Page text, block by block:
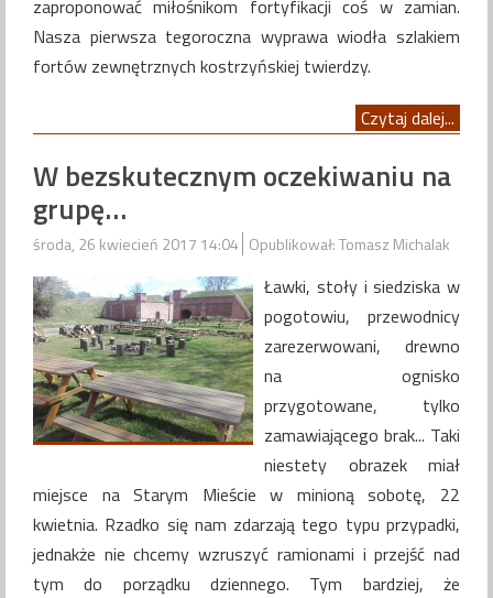
zaproponować miłośnikom fortyfikacji coś w zamian.
Nasza pierwsza tegoroczna wyprawa wiodła szlakiem
fortów zewnętrznych kostrzyńskiej twierdzy.
Czytaj dalej...
W bezskutecznym oczekiwaniu na
grupę…
środa, 26 kwiecień 2017 14:04 Opublikował: Tomasz Michalak
Ławki, stoły i siedziska w
pogotowiu, przewodnicy
zarezerwowani, drewno
na ognisko
przygotowane, tylko
zamawiającego brak... Taki
niestety obrazek miał
miejsce na Starym Mieście w minioną sobotę, 22
kwietnia. Rzadko się nam zdarzają tego typu przypadki,
jednakże nie chcemy wzruszyć ramionami i przejść nad
tym do porządku dziennego. Tym bardziej, że